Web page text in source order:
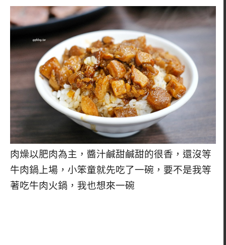
肉燥以肥肉為主，醬汁鹹甜鹹甜的很香，還沒等
牛肉鍋上場，小笨童就先吃了一碗，要不是我等
著吃牛肉火鍋，我也想來一碗